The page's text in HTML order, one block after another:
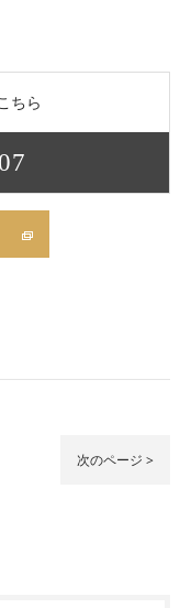
ちら
次のページ >